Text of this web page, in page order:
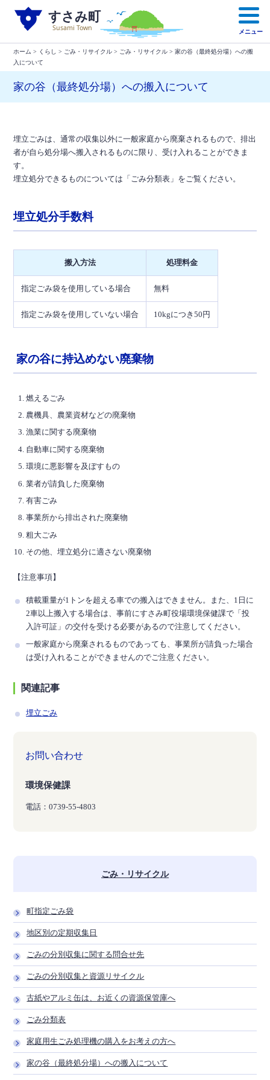
メニュー
ホーム > くらし > ごみ・リサイクル > ごみ・リサイクル > 家の谷（最終処分場）への搬
入について
家の谷（最終処分場）への搬入について
埋立ごみは、通常の収集以外に一般家庭から廃棄されるもので、排出
者が自ら処分場へ搬入されるものに限り、受け入れることができま
す。
埋立処分できるものについては「ごみ分類表」をご覧ください。
埋立処分手数料
搬入方法 処理料金
指定ごみ袋を使用している場合 無料
指定ごみ袋を使用していない場合 10kgにつき50円
家の谷に持込めない廃棄物
燃えるごみ
農機具、農業資材などの廃棄物
漁業に関する廃棄物
自動車に関する廃棄物
環境に悪影響を及ぼすもの
業者が請負した廃棄物
有害ごみ
事業所から排出された廃棄物
粗大ごみ
その他、埋立処分に適さない廃棄物
【注意事項】
積載重量が1トンを超える車での搬入はできません。また、1日に
2車以上搬入する場合は、事前にすさみ町役場環境保健課で「投
入許可証」の交付を受ける必要があるので注意してください。
一般家庭から廃棄されるものであっても、事業所が請負った場合
は受け入れることができませんのでご注意ください。
関連記事
埋立ごみ
お問い合わせ
環境保健課
電話：0739-55-4803
ごみ・リサイクル
町指定ごみ袋
地区別の定期収集日
ごみの分別収集に関する問合せ先
ごみの分別収集と資源リサイクル
古紙やアルミ缶は、お近くの資源保管庫へ
ごみ分類表
家庭用生ごみ処理機の購入をお考えの方へ
家の谷（最終処分場）への搬入について